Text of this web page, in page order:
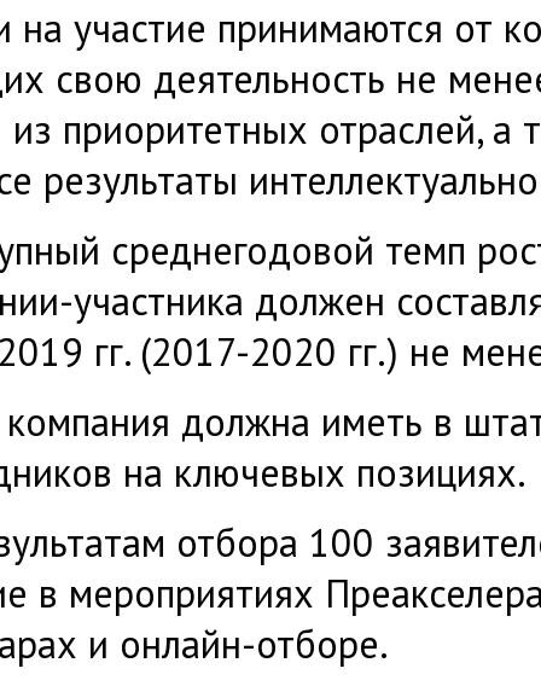
на участие принимаются от
свою деятельность не
приоритетных отраслей,
результаты
среднегодовой темп
участника должен
гг. (2017-2020 гг.) не
должна иметь в
на ключевых позициях.
отбора 100
в мероприятиях
и онлайн-отборе.